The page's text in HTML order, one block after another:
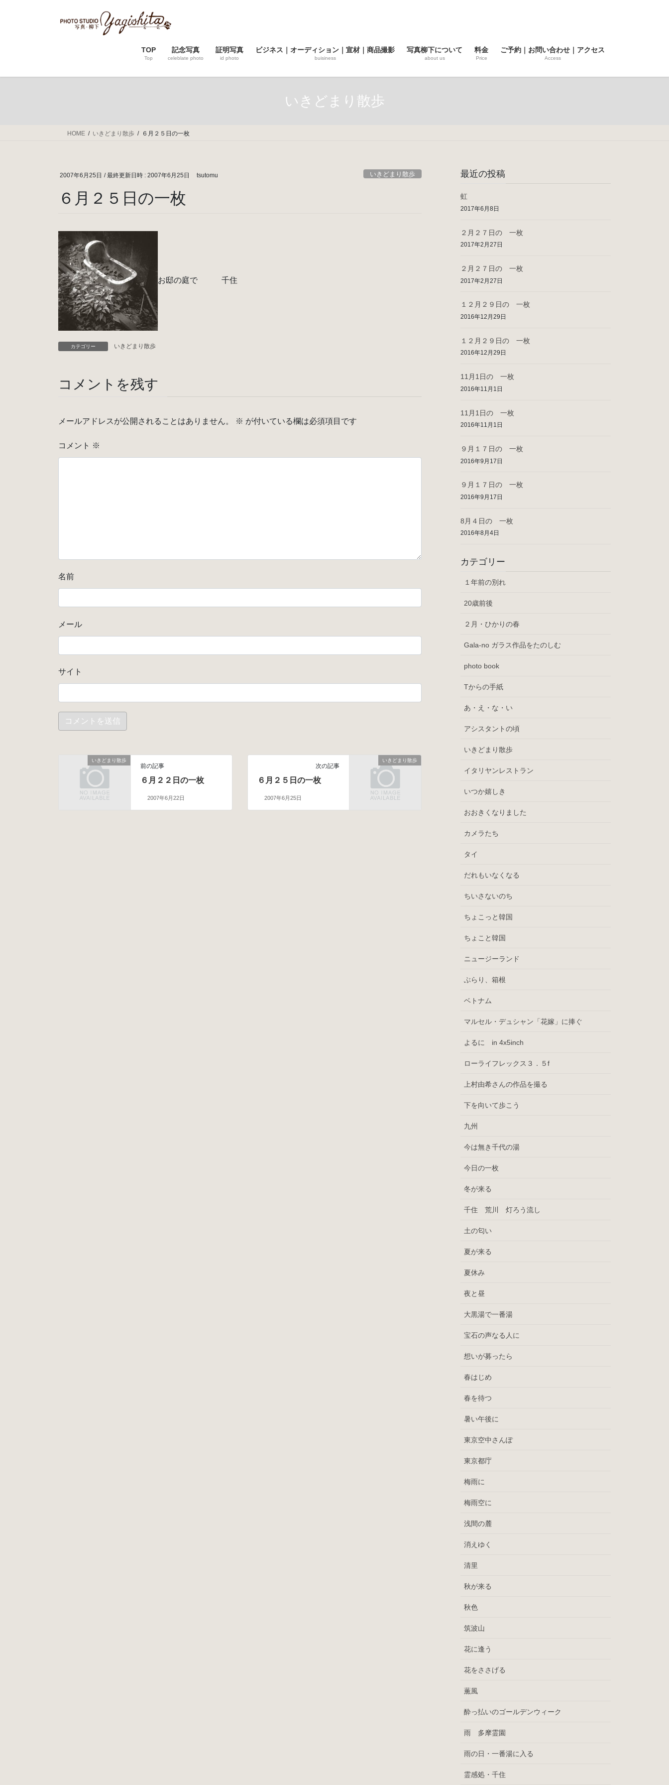
ス
ン
TOP
Top
記念写真
celeblate photo
証明写真
id photo
ビジネス｜オーディション｜宣材｜商品撮影
buisiness
写真柳下について
about us
料金
Price
ご予約｜お問い合わせ｜アクセス
Access
いきどまり散歩
HOME いきどまり散歩 ６月２５日の一枚
2007年6月25日 / 最終更新日時 : 2007年6月25日 tsutomu いきどまり散歩
６月２５日の一枚
お邸の庭で 千住
カテゴリー いきどまり散歩
コメントを残す
メールアドレスが公開されることはありません。 ※ が付いている欄は必須項目です
コメント ※
名前
メール
サイト
いきどまり散歩
前の記事
６月２２日の一枚
2007年6月22日
いきどまり散歩
次の記事
６月２５日の一枚
2007年6月25日
最近の投稿
虹
2017年6月8日
２月２７日の 一枚
2017年2月27日
２月２７日の 一枚
2017年2月27日
１２月２９日の 一枚
2016年12月29日
１２月２９日の 一枚
2016年12月29日
11月1日の 一枚
2016年11月1日
11月1日の 一枚
2016年11月1日
９月１７日の 一枚
2016年9月17日
９月１７日の 一枚
2016年9月17日
8月４日の 一枚
2016年8月4日
カテゴリー
１年前の別れ
20歳前後
２月・ひかりの春
Gala-no ガラス作品をたのしむ
photo book
Tからの手紙
あ・え・な・い
アシスタントの頃
いきどまり散歩
イタリヤンレストラン
いつか嬉しき
おおきくなりました
カメラたち
タイ
だれもいなくなる
ちいさないのち
ちょこっと韓国
ちょこと韓国
ニュージーランド
ぶらり、箱根
ベトナム
マルセル・デュシャン「花嫁」に捧ぐ
よるに in 4x5inch
ローライフレックス３．５f
上村由希さんの作品を撮る
下を向いて歩こう
九州
今は無き千代の湯
今日の一枚
冬が来る
千住 荒川 灯ろう流し
土の匂い
夏が来る
夏休み
夜と昼
大黒湯で一番湯
宝石の声なる人に
想いが募ったら
春はじめ
春を待つ
暑い午後に
東京空中さんぽ
東京都庁
梅雨に
梅雨空に
浅間の麓
消えゆく
清里
秋が来る
秋色
筑波山
花に逢う
花をささげる
薫風
酔っ払いのゴールデンウィーク
雨 多摩霊園
雨の日・一番湯に入る
霊感処・千住